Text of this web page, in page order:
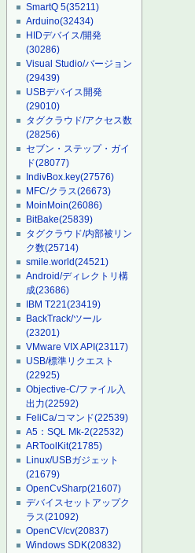
SmartQ 5(35211)
Arduino(32434)
HIDデバイス/開発
(30286)
Visual Studio/バージョン
(29439)
USBデバイス開発
(29010)
タグクラウド/アクセス数
(28256)
セブン・ステップ・ガイ
ド(28077)
IndivBox.key(27576)
MFC/クラス(26673)
MoinMoin(26086)
BitBake(25839)
タグクラウド/内部被リン
ク数(25714)
smile.world(24521)
Android/ディレクトリ構
成(23686)
IBM T221(23419)
BackTrack/ツール
(23201)
VMware VIX API(23117)
USB/標準リクエスト
(22925)
Objective-C/ファイル入
出力(22592)
FeliCa/コマンド(22539)
A5：SQL Mk-2(22532)
ARToolKit(21785)
Linux/USBガジェット
(21679)
OpenCvSharp(21607)
デバイスセットアップク
ラス(21092)
OpenCV/cv(20837)
Windows SDK(20832)